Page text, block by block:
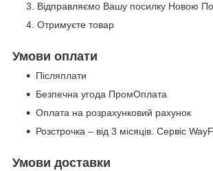
Відправляємо Вашу посилку Новою
Отримуєте товар
Умови оплати
Післяплати
Безпечна угода ПромОплата
Оплата на розрахунковий рахунок
Розстрочка – від 3 місяців. Сервіс
Умови доставки